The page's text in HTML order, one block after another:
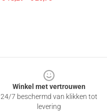
Winkel met vertrouwen
24/7 beschermd van klikken tot
levering